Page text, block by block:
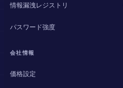
情報漏洩レジストリ
パスワード強度
会社情報
価格設定